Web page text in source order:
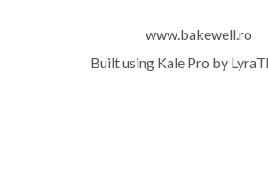
www.bakewell.ro
Built using Kale Pro by